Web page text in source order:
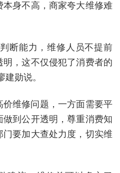
身不高，商家夸大维修难
断能力，维修人员不提前
，这不仅侵犯了消费者的
建勋说。
价维修问题，一方面需要平
到公开透明，尊重消费知
要加大查处力度，切实维